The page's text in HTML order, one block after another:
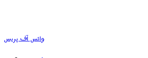
وائس آف پریس